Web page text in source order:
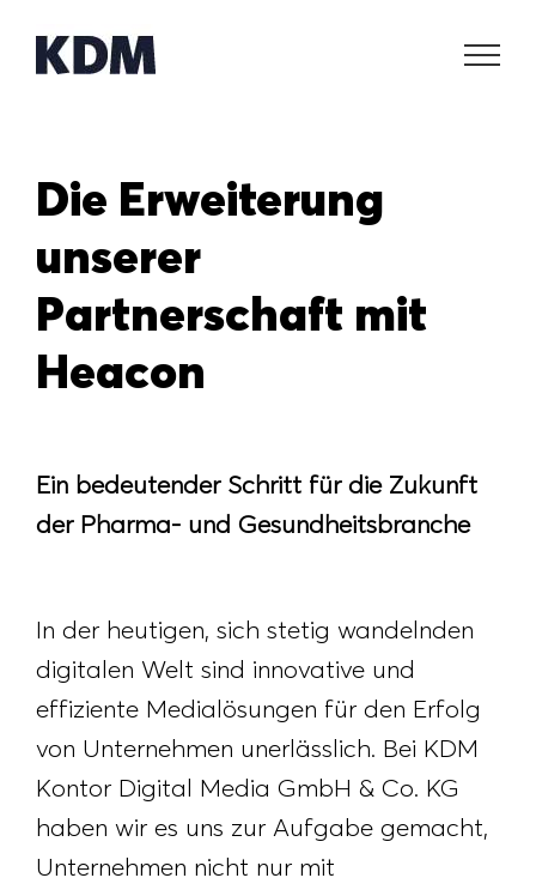
Inhalt
Die Erweiterung
unserer
Partnerschaft mit
Heacon
Ein bedeutender Schritt für die Zukunft
der Pharma- und Gesundheitsbranche
In der heutigen, sich stetig wandelnden
digitalen Welt sind innovative und
effiziente Medialösungen für den Erfolg
von Unternehmen unerlässlich. Bei KDM
Kontor Digital Media GmbH & Co. KG
haben wir es uns zur Aufgabe gemacht,
Unternehmen nicht nur mit